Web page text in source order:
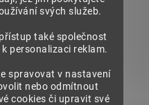
svých služeb.
také společnost
personalizaci reklam.
spravovat v nastavení
nebo odmítnout
cookies či upravit své